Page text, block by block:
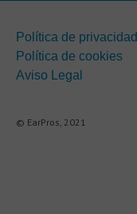
Política de privacidad
Política de cookies
Aviso Legal
© EarPros, 2021